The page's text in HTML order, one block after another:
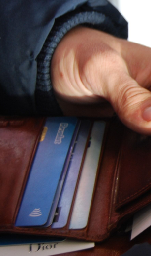
PIX
Por que o
financeiro
Patrícia Basilio,
26/06/2020 21:14
O PIX é o
fintechs em 2020.
a plataforma de
deve entrar em